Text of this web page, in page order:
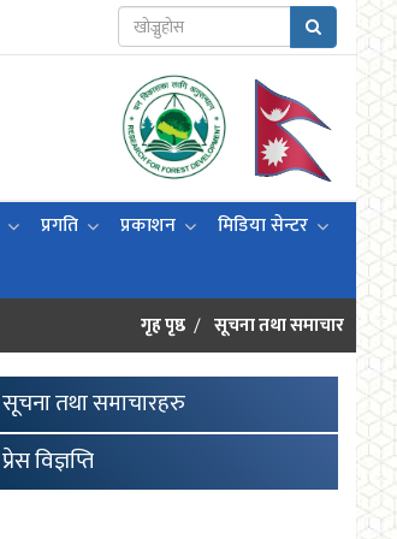
प्रगति प्रकाशन
मिडिया सेन्टर
गृह पृष्ठ सूचना तथा समाचार
सूचना तथा समाचारहरु
प्रेस विज्ञप्ति